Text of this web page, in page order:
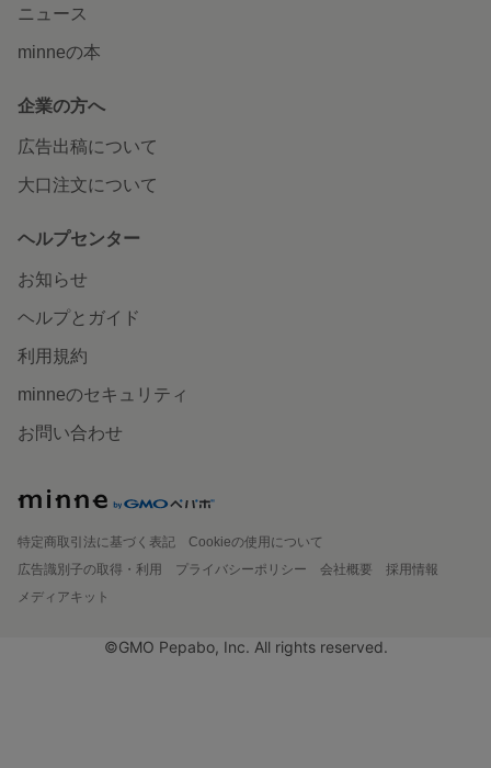
ニュース
minneの本
企業の方へ
広告出稿について
大口注文について
ヘルプセンター
お知らせ
ヘルプとガイド
利用規約
minneのセキュリティ
お問い合わせ
特定商取引法に基づく表記
Cookieの使用について
広告識別子の取得・利用
プライバシーポリシー 会社概要
採用情報
メディアキット
©GMO Pepabo, Inc. All rights reserved.